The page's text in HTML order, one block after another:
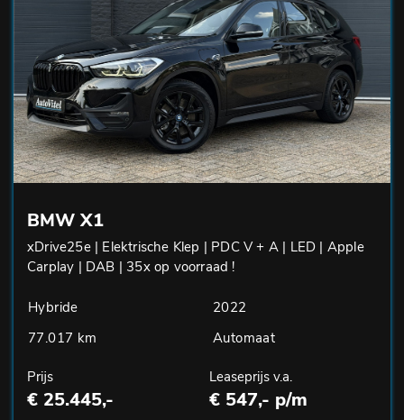
BMW X1
xDrive25e | Elektrische Klep | PDC V + A | LED | Apple
Carplay | DAB | 35x op voorraad !
Hybride
2022
77.017 km
Automaat
Prijs
€ 25.445,-
Leaseprijs v.a.
€ 547,- p/m